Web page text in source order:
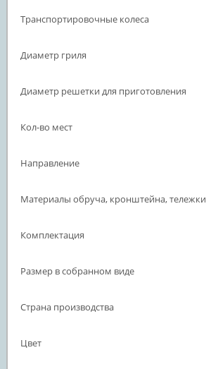
Транспортировочные колеса
Диаметр гриля
Диаметр решетки для приготовления
Кол-во мест
Направление
Материалы обруча, кронштейна, тележки
Комплектация
Размер в собранном виде
Страна производства
Цвет